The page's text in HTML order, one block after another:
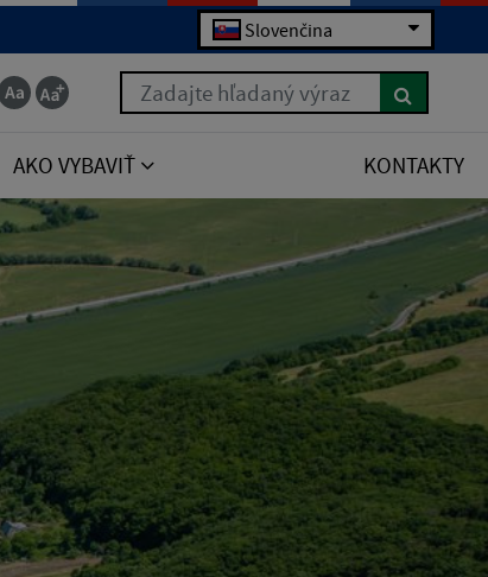
Slovenčina
Zadajte hľadaný výraz
AKO VYBAVIŤ KONTAKTY